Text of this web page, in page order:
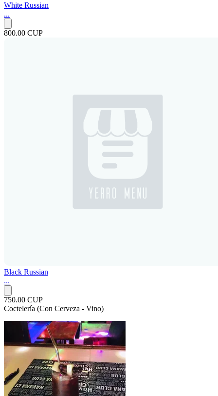
White Russian
...
800.00 CUP
Black Russian
...
750.00 CUP
Coctelería (Con Cerveza - Vino)